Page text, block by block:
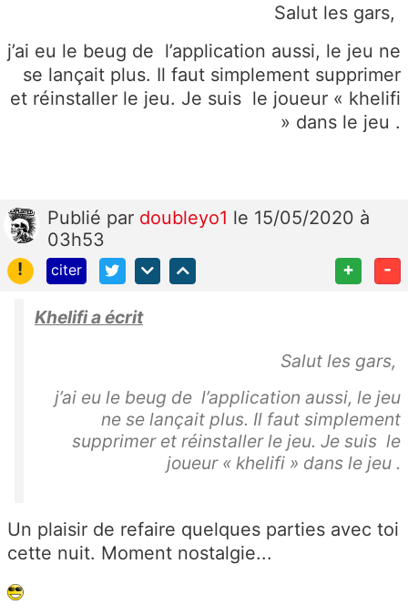
Salut les gars,
j’ai eu le beug de l’application aussi, le jeu ne
se lançait plus. Il faut simplement supprimer
et réinstaller le jeu. Je suis le joueur « khelifi
» dans le jeu .
Publié par doubleyo1 le 15/05/2020 à
03h53
!
citer + -
Khelifi a écrit
Salut les gars,
j’ai eu le beug de l’application aussi, le jeu
ne se lançait plus. Il faut simplement
supprimer et réinstaller le jeu. Je suis le
joueur « khelifi » dans le jeu .
Un plaisir de refaire quelques parties avec toi
cette nuit. Moment nostalgie...